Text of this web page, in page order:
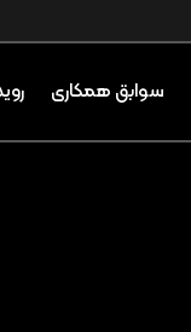
سوابق همکاری